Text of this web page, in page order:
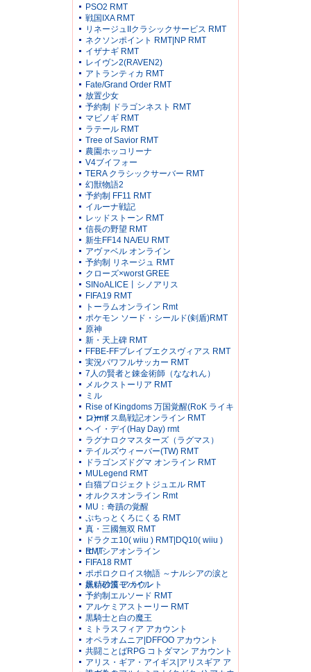
PSO2 RMT
戦国IXA RMT
リネージュIIクラシックサービス RMT
ネクソンポイント RMT|NP RMT
イザナギ RMT
レイヴン2(RAVEN2)
アトランティカ RMT
Fate/Grand Order RMT
放置少女
予約制 ドラゴンネスト RMT
マビノギ RMT
ラテール RMT
Tree of Savior RMT
農園ホッコリーナ
V4ブイフォー
TERA クラシックサーバー RMT
幻獣物語2
予約制 FF11 RMT
イルーナ戦記
レッドストーン RMT
信長の野望 RMT
新生FF14 NA/EU RMT
アヴァベル オンライン
予約制 リネージュ RMT
クローズ×worst GREE
SINoALICE丨シノアリス
FIFA19 RMT
トーラムオンライン Rmt
ポケモン ソード・シールド(剣盾)RMT
原神
新・天上碑 RMT
FFBE-FFブレイブエクスヴィアス RMT
実況パワフルサッカー RMT
7人の賢者と錬金術師（ななれん）
メルクストーリア RMT
ミル
Rise of Kingdoms 万国覚醒(RoK ライキ
ン)rmt
ロードス島戦記オンライン RMT
ヘイ・デイ(Hay Day) rmt
ラグナロクマスターズ（ラグマス）
テイルズウィーバー(TW) RMT
ドラゴンズドグマ オンライン RMT
MULegend RMT
白猫プロジェクトジュエル RMT
オルクスオンライン Rmt
MU：奇蹟の覚醒
ぷちっとくろにくる RMT
真・三國無双 RMT
ドラクエ10( wiiu ) RMT|DQ10( wiiu )
RMT
エリシアオンライン
FIFA18 RMT
ポポロクロイス物語 ～ナルシアの涙と
妖精の笛 アカウント
黒い砂漠モバイル
予約制エルソード RMT
アルケミアストーリー RMT
黒騎士と白の魔王
ミトラスフィア アカウント
オペラオムニア|DFFOO アカウント
共闘ことばRPG コトダマン アカウント
アリス・ギア・アイギス|アリスギア ア